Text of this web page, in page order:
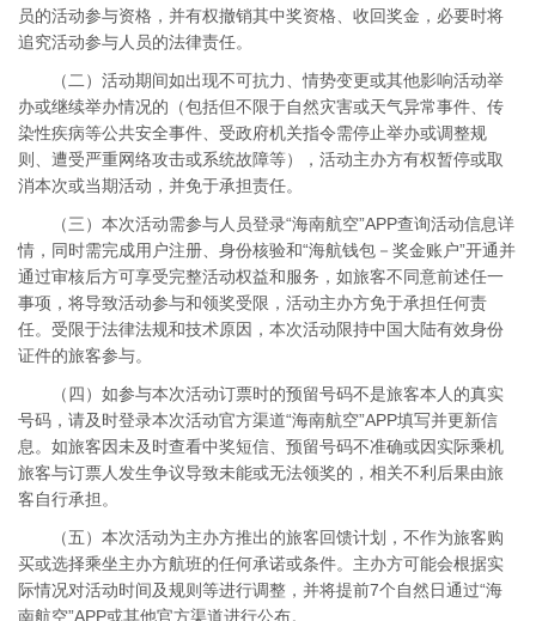
员的活动参与资格，并有权撤销其中奖资格、收回奖金，必要时将
追究活动参与人员的法律责任。
（二）活动期间如出现不可抗力、情势变更或其他影响活动举
办或继续举办情况的（包括但不限于自然灾害或天气异常事件、传
染性疾病等公共安全事件、受政府机关指令需停止举办或调整规
则、遭受严重网络攻击或系统故障等），活动主办方有权暂停或取
消本次或当期活动，并免于承担责任。
（三）本次活动需参与人员登录“海南航空”APP查询活动信息详
情，同时需完成用户注册、身份核验和“海航钱包－奖金账户”开通并
通过审核后方可享受完整活动权益和服务，如旅客不同意前述任一
事项，将导致活动参与和领奖受限，活动主办方免于承担任何责
任。受限于法律法规和技术原因，本次活动限持中国大陆有效身份
证件的旅客参与。
（四）如参与本次活动订票时的预留号码不是旅客本人的真实
号码，请及时登录本次活动官方渠道“海南航空”APP填写并更新信
息。如旅客因未及时查看中奖短信、预留号码不准确或因实际乘机
旅客与订票人发生争议导致未能或无法领奖的，相关不利后果由旅
客自行承担。
（五）本次活动为主办方推出的旅客回馈计划，不作为旅客购
买或选择乘坐主办方航班的任何承诺或条件。主办方可能会根据实
际情况对活动时间及规则等进行调整，并将提前7个自然日通过“海
南航空”APP或其他官方渠道进行公布。